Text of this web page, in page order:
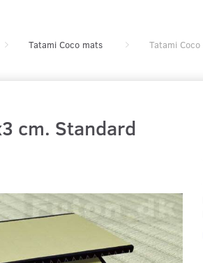
Tatami Coco mats Tatami
cm. Standard